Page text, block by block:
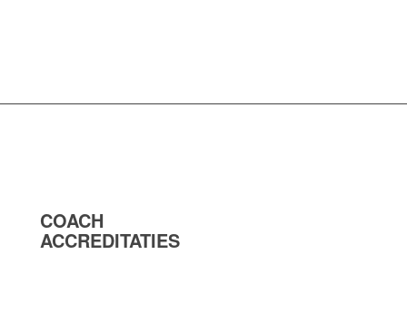
COACH
ACCREDITATIES